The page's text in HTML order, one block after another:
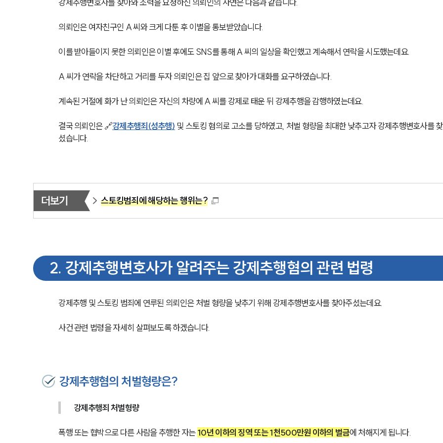
의뢰인은 여자친구인 A 씨와 크게 다툰 후 이별을 통보받았습니다.
이를 받아들이지 못한 의뢰인은 이별 후에도 SNS를 통해 A 씨의 일상을 확인했고 계속해서 연락을 시도했는데요.
A 씨가 연락을 차단하고 거리를 두자 의뢰인은 집 앞으로 찾아가 대화를 요구하였습니다.
계속된 거절에 화가 난 의뢰인은 자신의 차량에 A 씨를 강제로 태운 뒤 강제추행을 감행하였는데요.
결국 의뢰인은 🔗강제추행죄(성추행) 및 스토킹 혐의로 고소를 당하였고, 처벌 형량을 최대한 낮추고자 강제추행변호사를
셨습니다.
더보기 스토킹범죄에 해당하는 행위는?
2. 강제추행변호사가 알려주는 강제추행혐의 관련 법령
강제추행 및 스토킹 범죄에 연루된 의뢰인은 처벌 형량을 낮추기 위해 강제추행변호사를 찾아주셨는데요.
사건 관련 법령을 자세히 살펴보도록 하겠습니다.
강제추행혐의 처벌형량은?
강제추행죄 처벌형량
폭행 또는 협박으로 다른 사람을 추행한 자는 10년 이하의 징역 또는 1천500만원 이하의 벌금에 처해지게 됩니다.